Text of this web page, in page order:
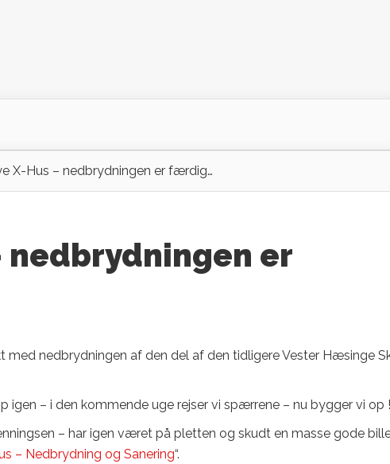
X-Hus – nedbrydningen er færdig…
nedbrydningen er
nedbrydningen af den del af den tidligere Vester Hæsinge
igen – i den kommende uge rejser vi spærrene – nu bygger vi op
– har igen været på pletten og skudt en masse gode
– Nedbrydning og Sanering“.